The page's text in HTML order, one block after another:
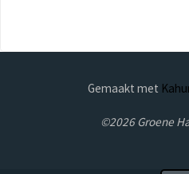
Gemaakt met
©2026 Groene